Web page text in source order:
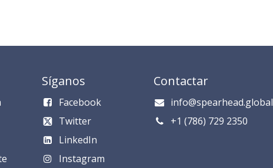
Síganos
Facebook
Twitter
LinkedIn
Instagram
Contactar
info@spearhead.global
​​​​​​​​​​​+1 (786) 729 235​0​